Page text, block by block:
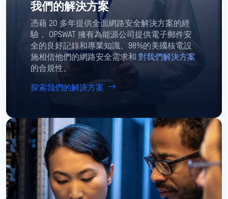
我們的解決方案
憑藉 20 多年提供全面網路安全解決方案的經
驗， OPSWAT 擁有為能源公司提供電子郵件安
全的良好記錄和專業知識。98%的美國核電設
施相信他們的網路安全需求和 對我們解決方案
的合規性。
探索我們的解決方案